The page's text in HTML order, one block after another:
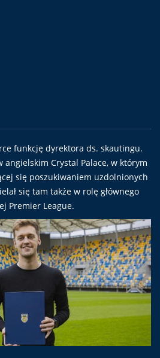
funkcję dyrektora ds. skautingu.
angielskim Crystal Palace, w którym
się poszukiwaniem uzdolnionych
się tam także w rolę głównego
Premier League.